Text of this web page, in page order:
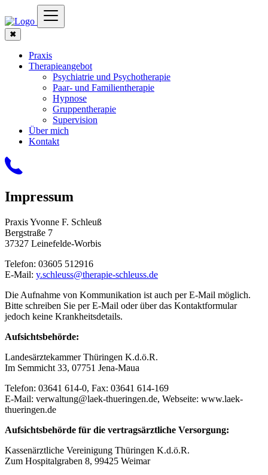
✖
Praxis
Therapieangebot
Psychiatrie und Psychotherapie
Paar- und Familientherapie
Hypnose
Gruppentherapie
Supervision
Über mich
Kontakt
Impressum
Praxis Yvonne F. Schleuß
Bergstraße 7
37327 Leinefelde-Worbis
Telefon: 03605 512916
E-Mail: y.schleuss@therapie-schleuss.de
Die Aufnahme von Kommunikation ist auch per E-Mail möglich.
Bitte schreiben Sie per E-Mail oder über das Kontaktformular
jedoch keine Krankheitsdetails.
Aufsichtsbehörde:
Landesärztekammer Thüringen K.d.ö.R.
Im Semmicht 33, 07751 Jena-Maua
Telefon: 03641 614-0, Fax: 03641 614-169
E-Mail: verwaltung@laek-thueringen.de, Webseite: www.laek-
thueringen.de
Aufsichtsbehörde für die vertragsärztliche Versorgung:
Kassenärztliche Vereinigung Thüringen K.d.ö.R.
Zum Hospitalgraben 8, 99425 Weimar